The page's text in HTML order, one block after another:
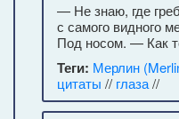
— Не знаю, где
с самого видного
Под носом. — Как
Теги: Мерлин
цитаты // глаза//